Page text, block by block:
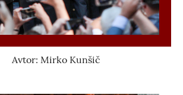
Avtor: Mirko Kunšič